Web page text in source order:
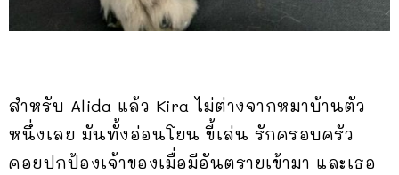
สำหรับ Alida แล้ว Kira ไม่ต่างจากหมาบ้านตัว
หนึ่งเลย มันทั้งอ่อนโยน ขี้เล่น รักครอบครัว
คอยปกป้องเจ้าของเมื่อมีอันตรายเข้ามา และเธอ